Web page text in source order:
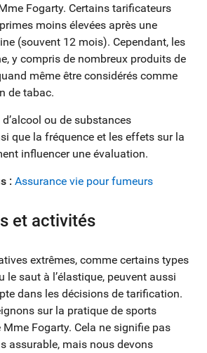
Fogarty. Certains tarificateurs
moins élevées après une
(souvent 12 mois). Cependant, les
y compris de nombreux produits de
même être considérés comme
de tabac.
ou de substances
que la fréquence et les effets sur la
influencer une évaluation.
: Assurance vie pour fumeurs
et activités
extrêmes, comme certains types
le saut à l’élastique, peuvent aussi
dans les décisions de tarification.
sur la pratique de sports
Mme Fogarty. Cela ne signifie pas
assurable, mais nous devons